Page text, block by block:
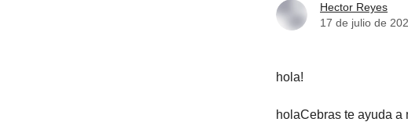
Hector Reyes
17 de julio de
hola!
holaCebras te ayuda a